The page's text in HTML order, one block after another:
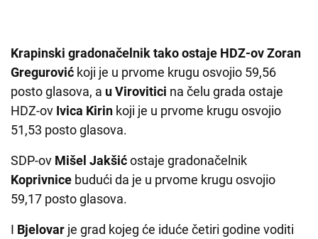
Krapinski gradonačelnik tako ostaje HDZ-ov Zoran
Gregurović koji je u prvome krugu osvojio 59,56
posto glasova, a u Virovitici na čelu grada ostaje
HDZ-ov Ivica Kirin koji je u prvome krugu osvojio
51,53 posto glasova.
SDP-ov Mišel Jakšićostaje gradonačelnik
Koprivnice budući da je u prvome krugu osvojio
59,17 posto glasova.
I Bjelovar je grad kojeg će iduće četiri godine voditi